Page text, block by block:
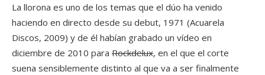
La llorona es uno de los temas que el dúo ha venido
haciendo en directo desde su debut, 1971 (Acuarela
Discos, 2009) y de él habían grabado un vídeo en
diciembre de 2010 para Rockdelux, en el que el corte
suena sensiblemente distinto al que va a ser finalmente